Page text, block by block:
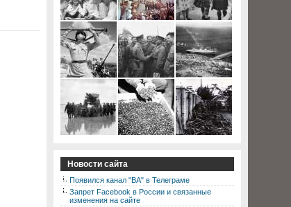
Новости сайта
Появился канал "ВА" в Телеграме
Запрет Facebook в России и связанные
изменения на сайте